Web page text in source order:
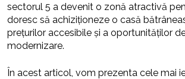
sectorul 5 a devenit o zonă atractivă
doresc să achiziționeze o casă
prețurilor accesibile și a oportunităților
modernizare.
În acest articol, vom prezenta cele mai